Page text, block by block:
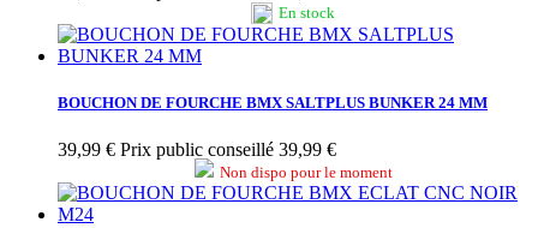
En stock
BOUCHON DE FOURCHE BMX SALTPLUS BUNKER 24 MM
39,99 € Prix public conseillé 39,99 €
Non dispo pour le moment